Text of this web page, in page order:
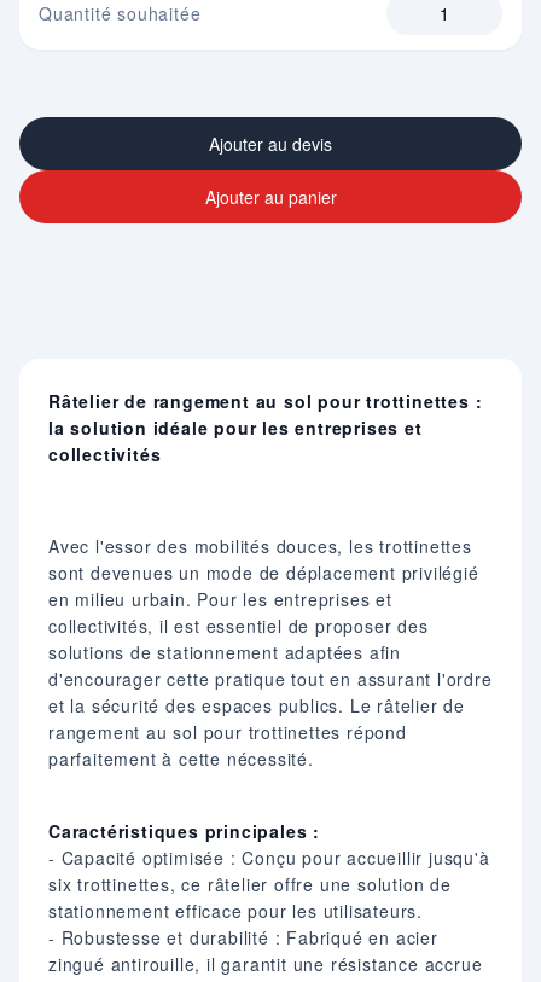
Quantité souhaitée
Ajouter au devis
Ajouter au panier
Râtelier de rangement au sol pour trottinettes :
la solution idéale pour les entreprises et
collectivités
Avec l'essor des mobilités douces, les trottinettes
sont devenues un mode de déplacement privilégié
en milieu urbain. Pour les entreprises et
collectivités, il est essentiel de proposer des
solutions de stationnement adaptées afin
d'encourager cette pratique tout en assurant l'ordre
et la sécurité des espaces publics. Le râtelier de
rangement au sol pour trottinettes répond
parfaitement à cette nécessité.​
Caractéristiques principales :
- Capacité optimisée : Conçu pour accueillir jusqu'à
six trottinettes, ce râtelier offre une solution de
stationnement efficace pour les utilisateurs.​
- Robustesse et durabilité : Fabriqué en acier
zingué antirouille, il garantit une résistance accrue